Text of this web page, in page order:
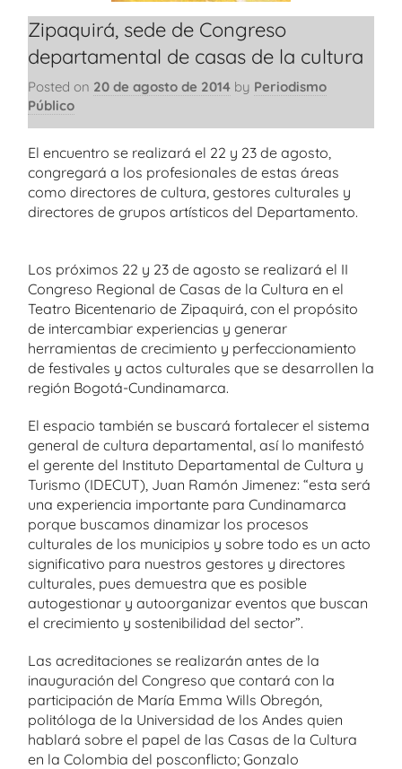
Zipaquirá, sede de Congreso
departamental de casas de la cultura
Posted on 20 de agosto de 2014 by Periodismo
Público
El encuentro se realizará el 22 y 23 de agosto,
congregará a los profesionales de estas áreas
como directores de cultura, gestores culturales y
directores de grupos artísticos del Departamento.
Los próximos 22 y 23 de agosto se realizará el II
Congreso Regional de Casas de la Cultura en el
Teatro Bicentenario de Zipaquirá, con el propósito
de intercambiar experiencias y generar
herramientas de crecimiento y perfeccionamiento
de festivales y actos culturales que se desarrollen la
región Bogotá-Cundinamarca.
El espacio también se buscará fortalecer el sistema
general de cultura departamental, así lo manifestó
el gerente del Instituto Departamental de Cultura y
Turismo (IDECUT), Juan Ramón Jimenez: “esta será
una experiencia importante para Cundinamarca
porque buscamos dinamizar los procesos
culturales de los municipios y sobre todo es un acto
significativo para nuestros gestores y directores
culturales, pues demuestra que es posible
autogestionar y autoorganizar eventos que buscan
el crecimiento y sostenibilidad del sector”.
Las acreditaciones se realizarán antes de la
inauguración del Congreso que contará con la
participación de María Emma Wills Obregón,
politóloga de la Universidad de los Andes quien
hablará sobre el papel de las Casas de la Cultura
en la Colombia del posconflicto; Gonzalo